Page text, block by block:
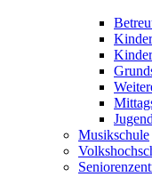
Musikschule